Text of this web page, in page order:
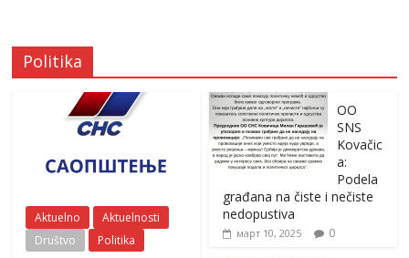
Politika
Aktuelno
Aktuelnosti
Društvo
Politika
OO
SNS
Kovačic
a:
Podela
građana na čiste i nečiste
nedopustiva
март 10, 2025 0